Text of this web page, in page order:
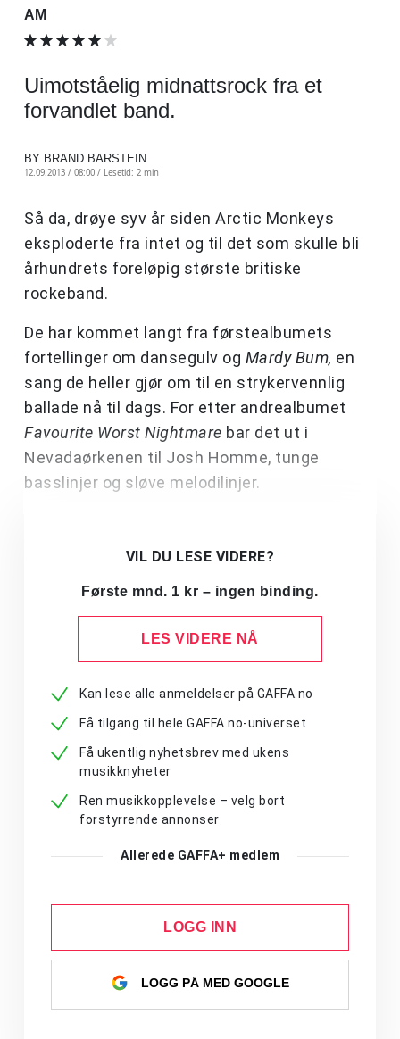
AM
Uimotståelig midnattsrock fra et
forvandlet band.
BY BRAND BARSTEIN
12.09.2013 / 08:00 / Lesetid: 2 min
Så da, drøye syv år siden Arctic Monkeys
eksploderte fra intet og til det som skulle bli
århundrets foreløpig største britiske
rockeband.
De har kommet langt fra førstealbumets
fortellinger om dansegulv og Mardy Bum, en
sang de heller gjør om til en strykervennlig
ballade nå til dags. For etter andrealbumet
Favourite Worst Nightmare bar det ut i
Nevadaørkenen til Josh Homme, tunge
basslinjer og sløve melodilinjer.
VIL DU LESE VIDERE?
Første mnd. 1 kr – ingen binding.
LES VIDERE NÅ
Kan lese alle anmeldelser på GAFFA.no
Få tilgang til hele GAFFA.no-universet
Få ukentlig nyhetsbrev med ukens
musikknyheter
Ren musikkopplevelse – velg bort
forstyrrende annonser
Allerede GAFFA+ medlem
LOGG INN
LOGG PÅ MED GOOGLE